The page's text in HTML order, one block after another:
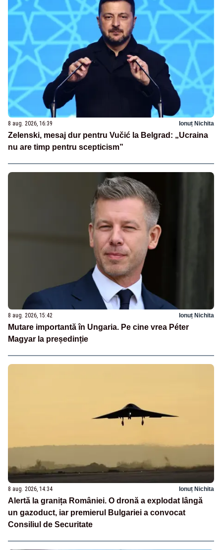
8 aug. 2026, 16:39 Ionuț Nichita
Zelenski, mesaj dur pentru Vučić la Belgrad: „Ucraina
nu are timp pentru scepticism”
8 aug. 2026, 15:42 Ionuț Nichita
Mutare importantă în Ungaria. Pe cine vrea Péter
Magyar la președinție
8 aug. 2026, 14:34 Ionuț Nichita
Alertă la granița României. O dronă a explodat lângă
un gazoduct, iar premierul Bulgariei a convocat
Consiliul de Securitate